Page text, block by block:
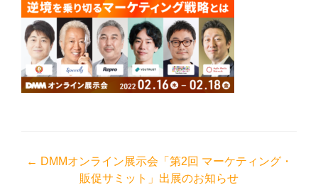
投
← DMMオンライン展示会「第2回 マーケティング・
販促サミット」出展のお知らせ